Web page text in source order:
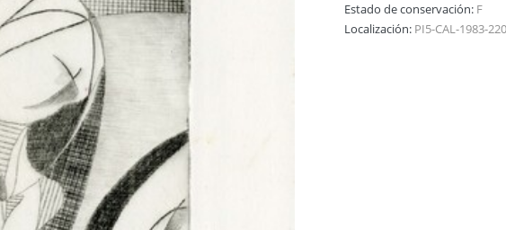
Estado de conservación: F
Localización: PI5-CAL-1983-220